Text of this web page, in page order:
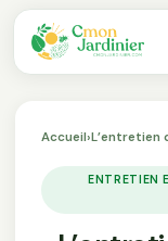
Accueil›L’entretien
ENTRETIEN